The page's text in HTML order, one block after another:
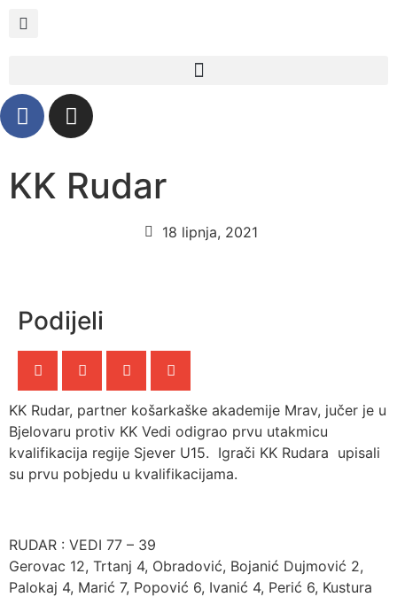
KK Rudar
18 lipnja, 2021
Podijeli
KK Rudar, partner košarkaške akademije Mrav, jučer je u
Bjelovaru protiv KK Vedi odigrao prvu utakmicu
kvalifikacija regije Sjever U15. Igrači KK Rudara upisali
su prvu pobjedu u kvalifikacijama.
RUDAR : VEDI 77 – 39
Gerovac 12, Trtanj 4, Obradović, Bojanić Dujmović 2,
Palokaj 4, Marić 7, Popović 6, Ivanić 4, Perić 6, Kustura